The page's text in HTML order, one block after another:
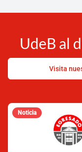
UdeB al
Visita
Noticia